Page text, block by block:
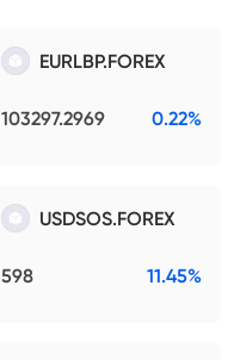
EURLBP.FOREX
103297.2969 0.22%
USDSOS.FOREX
598 11.45%